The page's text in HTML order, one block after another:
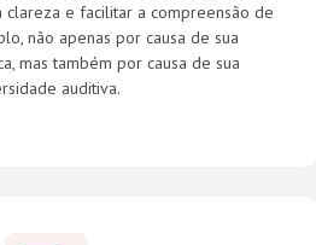
e facilitar a compreensão de
não apenas por causa de sua
mas também por causa de sua
auditiva.